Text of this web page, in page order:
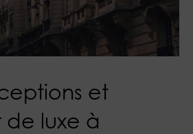
et
de luxe à